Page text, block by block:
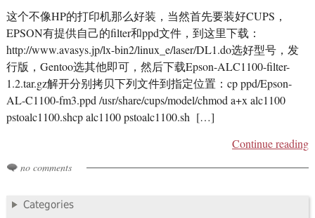
这个不像HP的打印机那么好装，当然首先要装好CUPS，
EPSON有提供自己的filter和ppd文件，到这里下载：
http://www.avasys.jp/lx-bin2/linux_e/laser/DL1.do选好型号，发
行版，Gentoo选其他即可，然后下载Epson-ALC1100-filter-
1.2.tar.gz解开分别拷贝下列文件到指定位置：cp ppd/Epson-
AL-C1100-fm3.ppd /usr/share/cups/model/chmod a+x alc1100
pstoalc1100.shcp alc1100 pstoalc1100.sh […]
Continue reading
no comments
Categories